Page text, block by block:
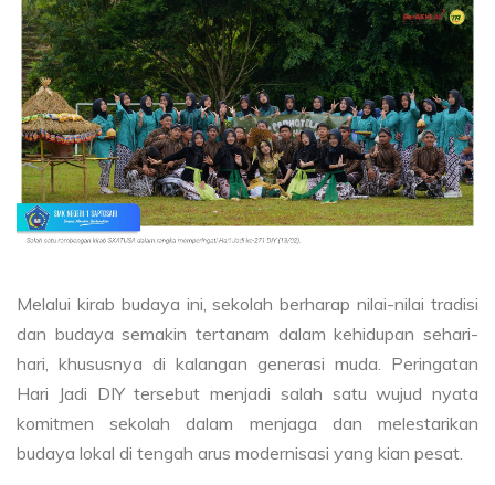
Melalui kirab budaya ini, sekolah berharap nilai-nilai tradisi
dan budaya semakin tertanam dalam kehidupan sehari-
hari, khususnya di kalangan generasi muda. Peringatan
Hari Jadi DIY tersebut menjadi salah satu wujud nyata
komitmen sekolah dalam menjaga dan melestarikan
budaya lokal di tengah arus modernisasi yang kian pesat.